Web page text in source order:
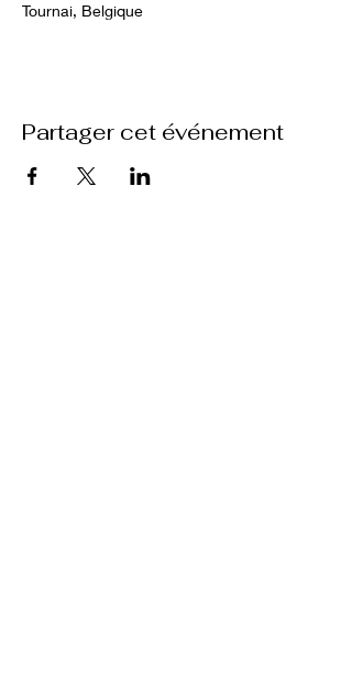
Tournai, Belgique
Partager cet événement